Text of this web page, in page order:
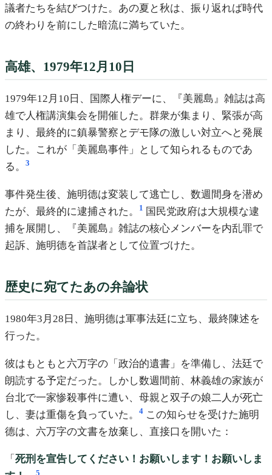
議者たちを結びつけた。あの夏と秋は、振り返れば時代
の終わりを前にした暗流に満ちていた。
高雄、1979年12月10日
1979年12月10日、国際人権デーに、『美麗島』雑誌は高
雄で人権講演集会を開催した。群衆が集まり、緊張が高
まり、最終的に鎮暴警察とデモ隊の激しい対立へと発展
した。これが「美麗島事件」として知られるものであ
る。
3
事件発生後、施明德は変装して逃亡し、数週間身を潜め
たが、最終的に逮捕された。
1 国民党政府は大規模な逮
捕を展開し、『美麗島』雑誌の核心メンバーを内乱罪で
起訴、施明德を首謀者として位置づけた。
歴史に宛てたあの弁論状
1980年3月28日、施明德は軍事法廷に立ち、最終陳述を
行った。
彼はもともと六万字の「政治的遺書」を準備し、法廷で
朗読する予定だった。しかし数週間前、林義雄の家族が
台北で一家惨殺事件に遭い、母親と双子の娘二人が死亡
し、妻は重傷を負っていた。
4 この知らせを受けた施明
德は、六万字の文書を放棄し、直接口を開いた：
「 死刑を宣告してください！お願いします！お願いしま
5